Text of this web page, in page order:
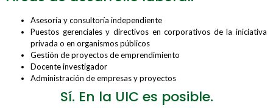
Asesoría y consultoría independiente
Puestos gerenciales y directivos en corporativos de la iniciativa
privada o en organismos públicos
Gestión de proyectos de emprendimiento
Docente investigador
Administración de empresas y proyectos
Sí. En la UIC es posible.